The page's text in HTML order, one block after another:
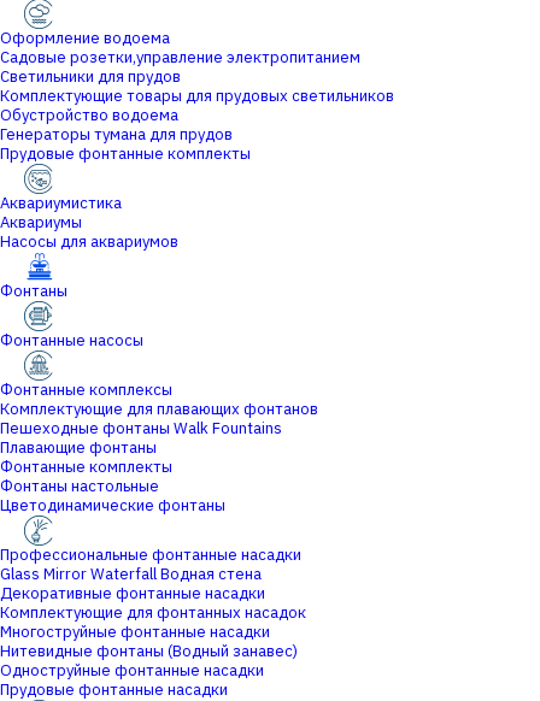
Оформление водоема
Садовые розетки,управление электропитанием
Светильники для прудов
Комплектующие товары для прудовых светильников
Обустройство водоема
Генераторы тумана для прудов
Прудовые фонтанные комплекты
Аквариумистика
Аквариумы
Насосы для аквариумов
Фонтаны
Фонтанные насосы
Фонтанные комплексы
Комплектующие для плавающих фонтанов
Пешеходные фонтаны Walk Fountains
Плавающие фонтаны
Фонтанные комплекты
Фонтаны настольные
Цветодинамические фонтаны
Профессиональные фонтанные насадки
Glass Mirror Waterfall Водная стена
Декоративные фонтанные насадки
Комплектующие для фонтанных насадок
Многоструйные фонтанные насадки
Нитевидные фонтаны (Водный занавес)
Одноструйные фонтанные насадки
Прудовые фонтанные насадки